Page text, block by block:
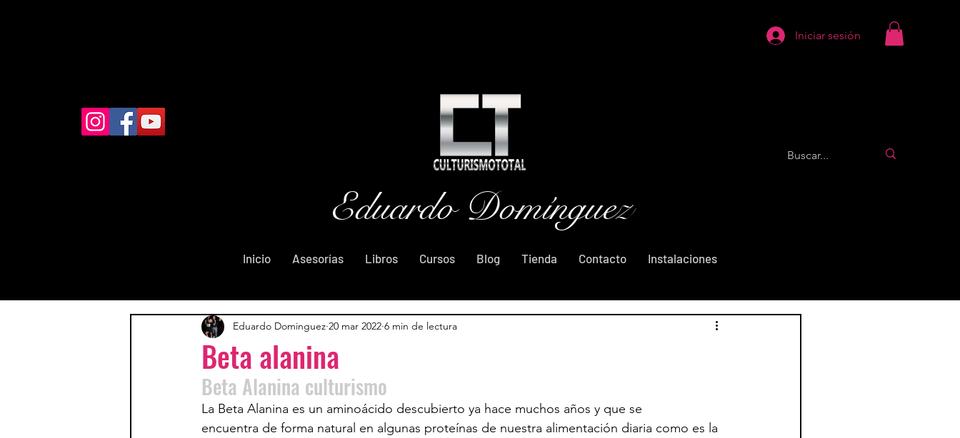
Iniciar sesión
Eduardo Domínguez
Inicio Asesorías Libros Cursos Blog Tienda Contacto Instalaciones
Beta alanina
Eduardo Dominguez 20 mar 2022 6 min de lectura
Beta Alanina culturismo
La Beta Alanina es un aminoácido descubierto ya hace muchos años y que se
encuentra de forma natural en algunas proteínas de nuestra alimentación diaria como es la